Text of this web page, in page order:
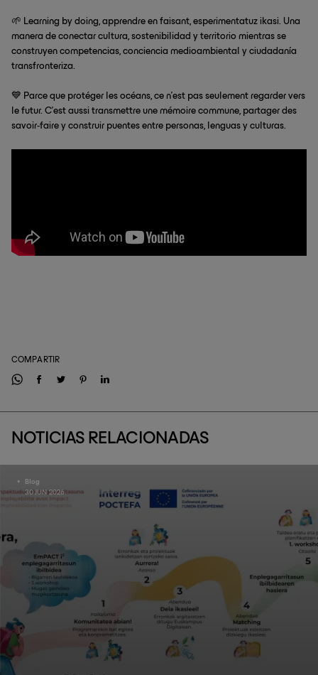
🌱 Learning by doing, apprendre en faisant, esperimentatuz ikasi. Una
manera de conectar cultura, sostenibilidad y territorio mientras se
construyen competencias, conciencia medioambiental y ciudadanía
transfronteriza.
💙 Parce que protéger les océans, ce n’est pas seulement regarder vers
le futur. C’est aussi transmettre une mémoire commune, partager des
savoir-faire y construir puentes entre personas, lenguas y culturas.
COMPARTIR
NOTICIAS RELACIONADAS
Blog
30 JUN 2026